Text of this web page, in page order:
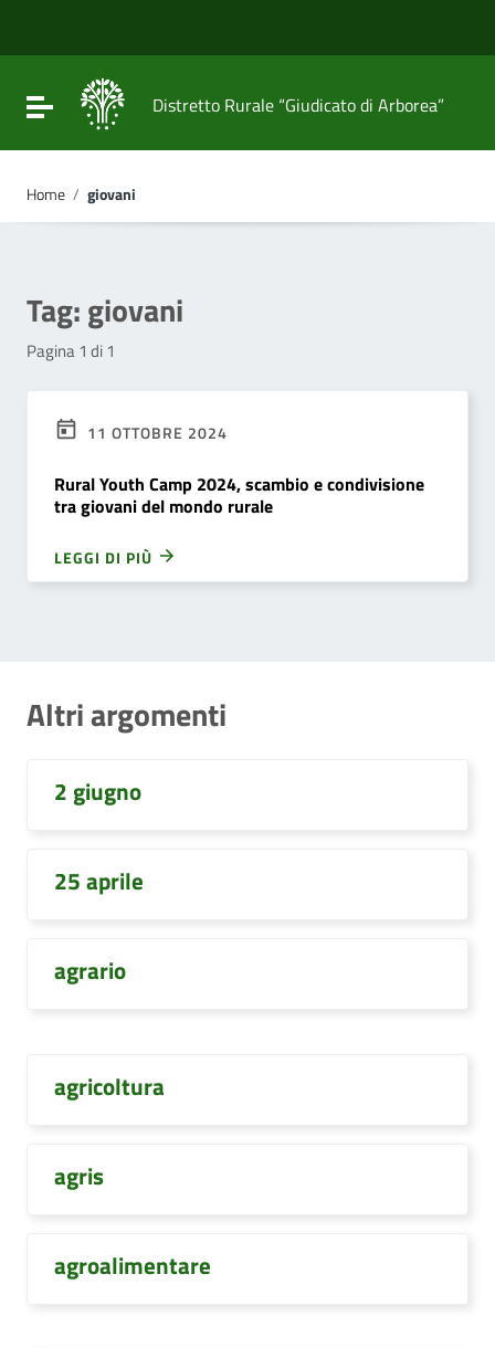
Vai al footer
Attiva / disattiva la navigazione
Distretto Rurale “Giudicato di Arborea”
Home / giovani
Tag:giovani
Pagina 1 di 1
11 OTTOBRE 2024
Rural Youth Camp 2024, scambio e condivisione
tra giovani del mondo rurale
LEGGI DI PIÙ
Altri argomenti
2 giugno
25 aprile
agrario
agricoltura
agris
agroalimentare